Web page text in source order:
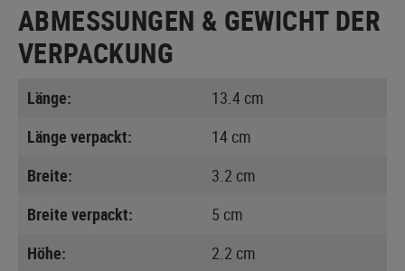
ABMESSUNGEN & GEWICHT DER
VERPACKUNG
Länge:
13.4 cm
Länge verpackt:
14 cm
Breite:
3.2 cm
Breite verpackt:
5 cm
Höhe:
2.2 cm